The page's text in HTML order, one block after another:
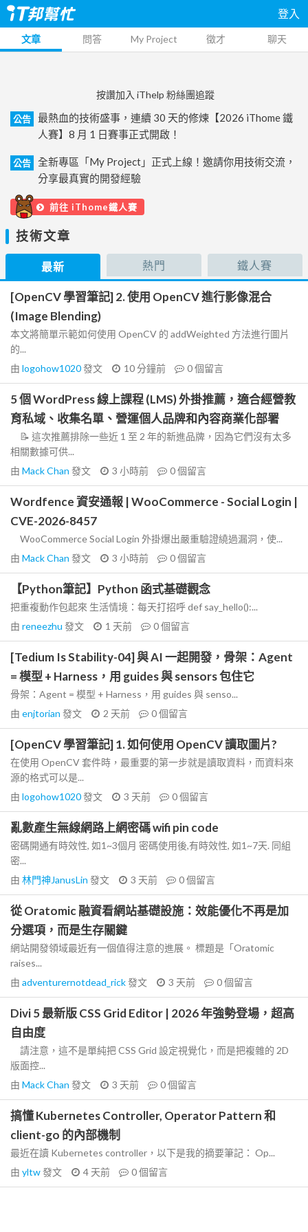
登入
文章 問答 My Project 徵才 聊天
按讚加入 iThelp 粉絲團追蹤
公告
最熱血的技術盛事，連續 30 天的修煉【2026 iThome 鐵
人賽】8 月 1 日賽事正式開啟！
公告
全新專區「My Project」正式上線！邀請你用技術交流，
分享最真實的開發經驗
前往 iThome鐵人賽
技術文章
最新 熱門 鐵人賽
[OpenCV 學習筆記] 2. 使用 OpenCV 進行影像混合
(Image Blending)
本文將簡單示範如何使用 OpenCV 的 addWeighted 方法進行圖片
的...
由 logohow1020發文 10 分鐘前 0個留言
5 個 WordPress 線上課程 (LMS) 外掛推薦，適合經營教
育私域、收集名單、營運個人品牌和內容商業化部署
📝 這次推薦排除一些近 1 至 2 年的新進品牌，因為它們沒有太多
相關數據可供...
由 Mack Chan 發文 3 小時前 0個留言
Wordfence 資安通報 | WooCommerce - Social Login |
CVE-2026-8457
WooCommerce Social Login 外掛爆出嚴重驗證繞過漏洞，使...
由 Mack Chan 發文 3 小時前 0個留言
【Python筆記】Python 函式基礎觀念
把重複動作包起來 生活情境：每天打招呼 def say_hello():...
由 reneezhu 發文 1 天前 0個留言
[Tedium Is Stability-04] 與 AI 一起開發，骨架：Agent
= 模型 + Harness，用 guides 與 sensors 包住它
骨架：Agent = 模型 + Harness，用 guides 與 senso...
由 enjtorian 發文 2 天前 0個留言
[OpenCV 學習筆記] 1. 如何使用 OpenCV 讀取圖片?
在使用 OpenCV 套件時，最重要的第一步就是讀取資料，而資料來
源的格式可以是...
由 logohow1020發文 3 天前 0個留言
亂數產生無線網路上網密碼 wifi pin code
密碼開通有時效性, 如1~3個月 密碼使用後,有時效性, 如1~7天. 同組
密...
由 林門神JanusLin 發文 3 天前 0個留言
從 Oratomic 融資看網站基礎設施：效能優化不再是加
分選項，而是生存關鍵
網站開發領域最近有一個值得注意的進展。 標題是「Oratomic
raises...
由 adventurernotdead_rick發文 3 天前 0個留言
Divi 5 最新版 CSS Grid Editor | 2026 年強勢登場，超高
自由度
請注意，這不是單純把 CSS Grid 設定視覺化，而是把複雜的 2D
版面控...
由 Mack Chan 發文 3 天前 0個留言
搞懂 Kubernetes Controller, Operator Pattern 和
client-go 的內部機制
最近在讀 Kubernetes controller，以下是我的摘要筆記： Op...
由 yltw發文 4 天前 0個留言